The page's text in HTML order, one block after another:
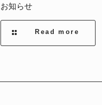
お知らせ
Read more